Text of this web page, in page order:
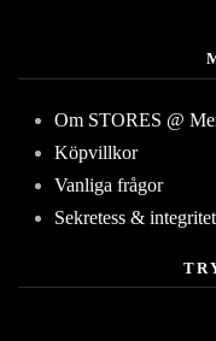
Om STORES @
Köpvillkor
Vanliga frågor
Sekretess & integritet